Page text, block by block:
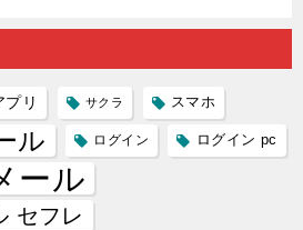
プリの内
る人に恋
雑で素人
プリ サクラ スマホ
ル ログイン ログイン pc
ール
セフレ